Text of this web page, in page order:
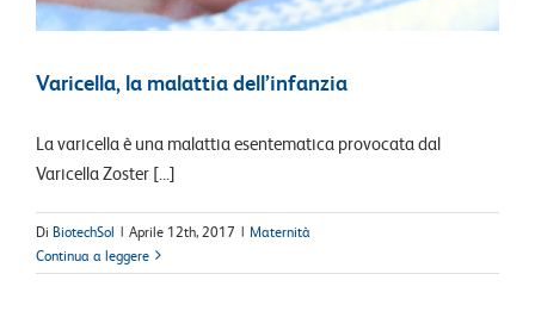
Varicella, la malattia dell’infanzia
La varicella è una malattia esentematica provocata dal
Varicella Zoster [...]
Di BiotechSol | Aprile 12th, 2017 | Maternità
Continua a leggere